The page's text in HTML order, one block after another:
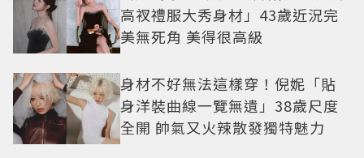
高衩禮服大秀身材」43歲近況完
美無死角 美得很高級
身材不好無法這樣穿！倪妮「貼
身洋裝曲線一覽無遺」38歲尺度
全開 帥氣又火辣散發獨特魅力